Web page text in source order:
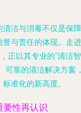
洁与消毒不仅是保障
与责任的体现。走进
正以其专业的“清洁智
可靠的清洁解决方案
准化的新高度。
要性再认识